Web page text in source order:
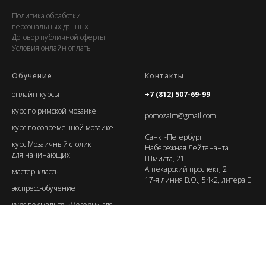
Политика обработки
персональных данных
Договор публичной оферты
Условия онлайн оплаты
Обучение
онлайн-курсы
курс по римской мозаике
курс по современной мозаике
курс Мозаичный столик
для начинающих
мастер-классы
экспресс-обучение
курс по смальте «Модерн» для
Контакты
+7 (812) 507-69-99
pomozaim@gmail.com
Санкт-Петербург
Набережная Лейтенанта
Шмидта, 21
Аптекарский проспект, 2
17-я линия В.О., 54к2, литера Е